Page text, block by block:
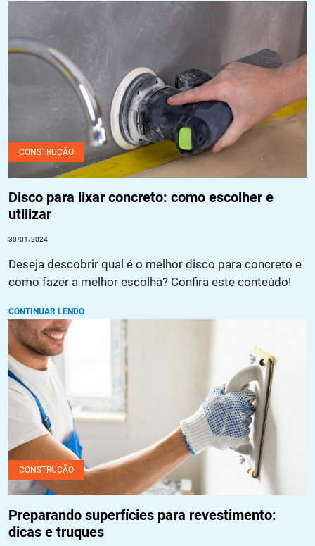
Disco para lixar concreto: como escolher e utilizar
CONSTRUÇÃO
Disco para lixar concreto: como escolher e
utilizar
30/01/2024
Deseja descobrir qual é o melhor disco para concreto e
como fazer a melhor escolha? Confira este conteúdo!
CONTINUAR LENDO
Preparando superfícies para revestimento: dicas e truques
CONSTRUÇÃO
Preparando superfícies para revestimento:
dicas e truques